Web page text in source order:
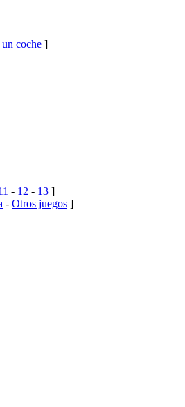
coche ]
- 12 - 13 ]
- Otros juegos ]